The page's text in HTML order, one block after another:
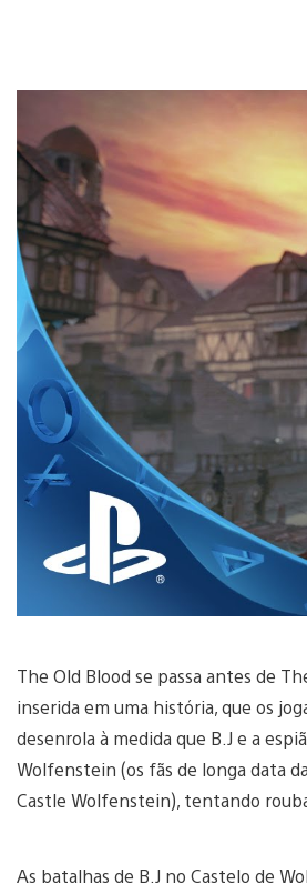
The Old Blood se passa antes de
inserida em uma história, que os
desenrola à medida que B.J e a
Wolfenstein (os fãs de longa data
Castle Wolfenstein), tentando
As batalhas de B.J no Castelo de